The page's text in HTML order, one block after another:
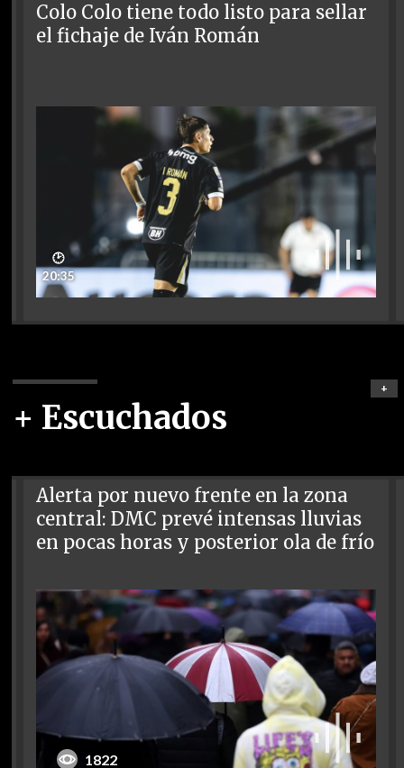
Colo Colo tiene todo listo para sellar
el fichaje de Iván Román
🕑
20:35
+ Escuchados
+
Alerta por nuevo frente en la zona
central: DMC prevé intensas lluvias
en pocas horas y posterior ola de frío
1822